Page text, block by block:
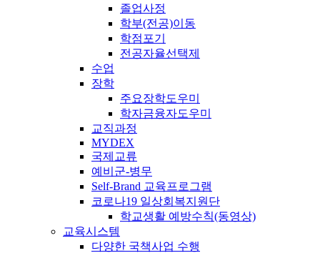
졸업사정
학부(전공)이동
학점포기
전공자율선택제
수업
장학
주요장학도우미
학자금융자도우미
교직과정
MYDEX
국제교류
예비군-병무
Self-Brand 교육프로그램
코로나19 일상회복지원단
학교생활 예방수칙(동영상)
교육시스템
다양한 국책사업 수행